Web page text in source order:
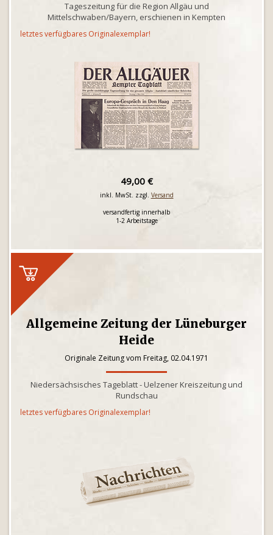
Tageszeitung für die Region Allgäu und
Mittelschwaben/Bayern, erschienen in Kempten
letztes verfügbares Originalexemplar!
49,00 €
inkl. MwSt. zzgl. Versand
versandfertig innerhalb
1-2 Arbeitstage
Allgemeine Zeitung der Lüneburger
Heide
Originale Zeitung vom Freitag, 02.04.1971
Niedersächsisches Tageblatt - Uelzener Kreiszeitung und
Rundschau
letztes verfügbares Originalexemplar!